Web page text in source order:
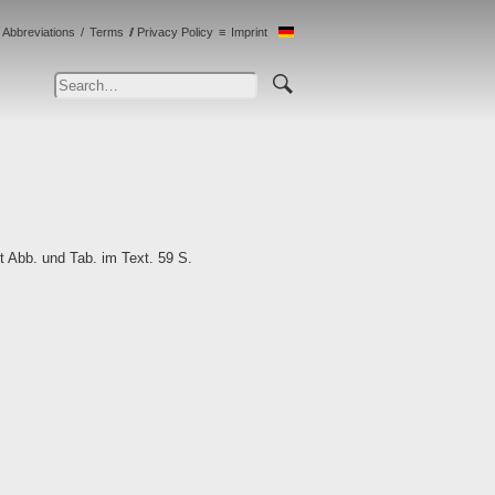
Abbreviations Terms Privacy Policy Imprint
Abb. und Tab. im Text. 59 S.